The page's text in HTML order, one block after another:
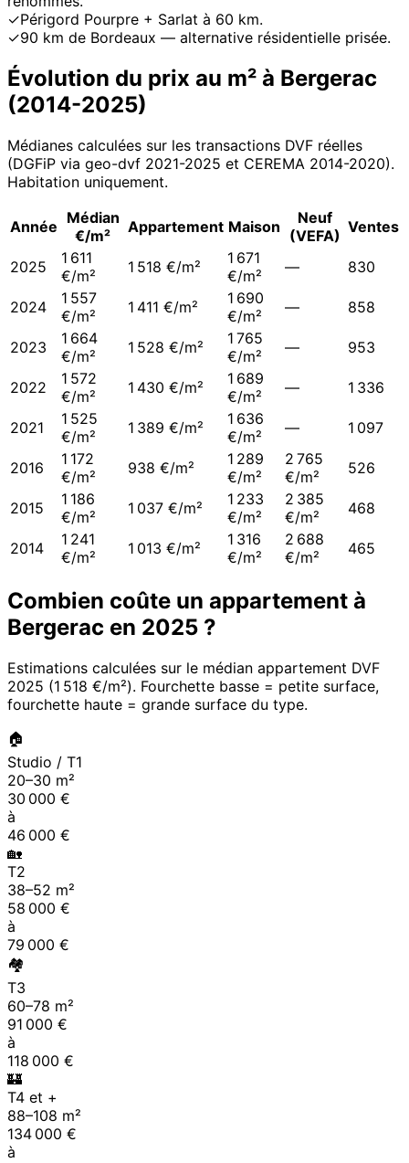
✓Périgord Pourpre + Sarlat à 60 km.
✓90 km de Bordeaux — alternative résidentielle prisée.
Évolution du prix au m² à Bergerac
(2014-2025)
Médianes calculées sur les transactions DVF réelles
(DGFiP via geo-dvf 2021-2025 et CEREMA 2014-2020).
Habitation uniquement.
Année Médian
€/m²
Appartement Maison
Neuf
(VEFA) Ventes
2025
1 611
€/m²
1 518 €/m²
1 671
€/m²
— 830
2024
1 557
€/m²
1 411 €/m²
1 690
€/m²
— 858
2023
1 664
€/m²
1 528 €/m²
1 765
€/m²
— 953
2022
1 572
€/m²
1 430 €/m²
1 689
€/m²
— 1 336
2021
1 525
€/m²
1 389 €/m²
1 636
€/m²
— 1 097
2016
1 172
€/m²
938 €/m²
1 289
€/m²
2 765
€/m²
526
2015
1 186
€/m²
1 037 €/m²
1 233
€/m²
2 385
€/m²
468
2014
1 241
€/m²
1 013 €/m²
1 316
€/m²
2 688
€/m²
465
Combien coûte un appartement à
Bergerac en 2025 ?
Estimations calculées sur le médian appartement DVF
2025 (1 518 €/m²). Fourchette basse = petite surface,
fourchette haute = grande surface du type.
🏠
Studio / T1
20–30 m²
30 000 €
à
46 000 €
🏡
T2
38–52 m²
58 000 €
à
79 000 €
🏘
T3
60–78 m²
91 000 €
à
118 000 €
🏰
T4 et +
88–108 m²
134 000 €
à